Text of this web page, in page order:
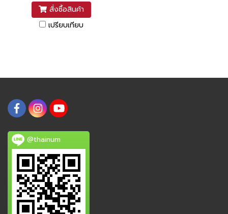
สั่งซื้อสินค้า
เปรียบเทียบ
@thainum